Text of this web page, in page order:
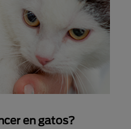
en gatos?